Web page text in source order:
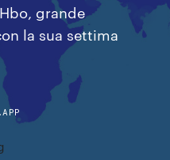
grande
la sua settima